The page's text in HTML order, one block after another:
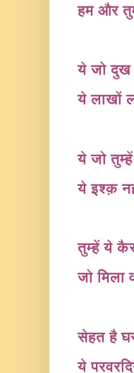
हम और
ये जो दुख
ये लाखों
ये जो
ये इश्क़
तुम्हें ये
जो मिला
सेहत है
ये